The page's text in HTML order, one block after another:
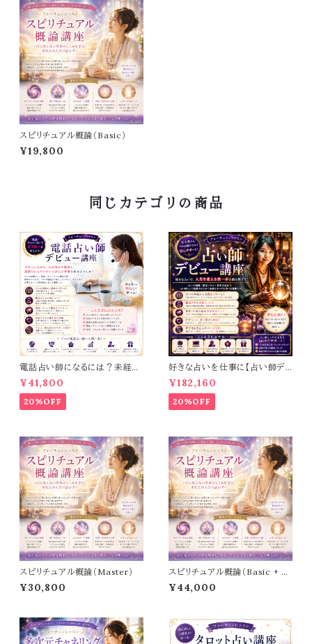
スピリチュアル概論（Basic）
¥19,800
同じカテゴリの商品
電話占い師になるには？未経験
からプロを目指せる【電話占い
師デビュー講座】
¥41,800
20%OFF
好きな占いを仕事に【占い師デ
ビュー講座】
¥182,160
20%OFF
スピリチュアル概論（Master）
¥30,800
スピリチュアル概論（Basic + M
aster）
¥44,000